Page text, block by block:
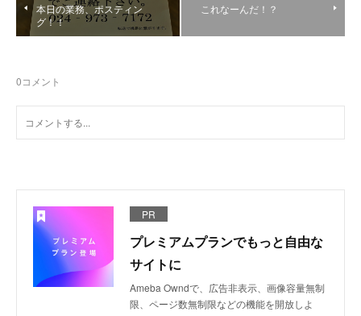
本日の業務、ポスティン
グ！！
これなーんだ！？
0コメント
PR
プレミアムプランでもっと自由な
サイトに
Ameba Owndで、広告非表示、画像容量無制
限、ページ数無制限などの機能を開放しよ